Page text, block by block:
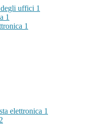
uffici 1
1
1
elettronica 1
2